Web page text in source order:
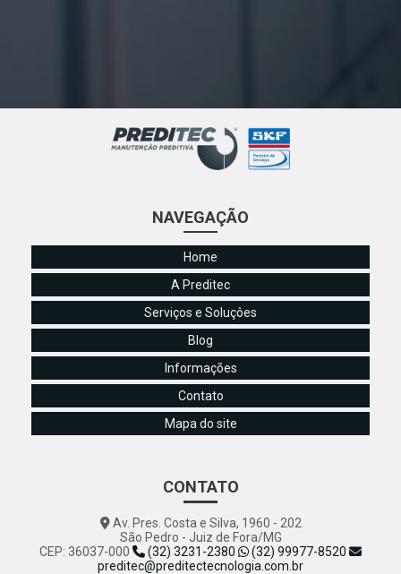
NAVEGAÇÃO
Home
A Preditec
Serviços e Soluçôes
Blog
Informações
Contato
Mapa do site
CONTATO
Av. Pres. Costa e Silva, 1960 - 202
São Pedro - Juiz de Fora/MG
CEP: 36037-000
(32) 3231-2380
(32) 99977-8520
preditec@preditectecnologia.com.br